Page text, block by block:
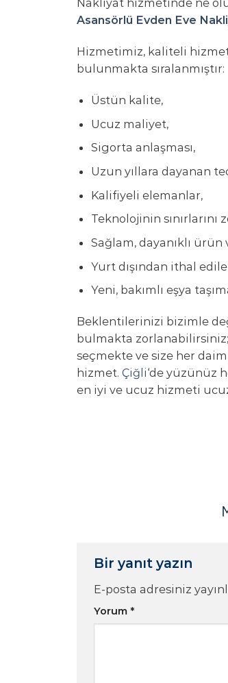
Asansörlü Evden Eve
Hizmetimiz, kaliteli
bulunmakta sıralanmıştır:
Üstün kalite,
Ucuz maliyet,
Sigorta anlaşması,
Uzun yıllara dayanan
Kalifiyeli elemanlar,
Teknolojinin
Sağlam, dayanıklı
Yurt dışından ithal
Yeni, bakımlı eşya
Beklentilerinizi bizimle
bulmakta
seçmekte ve size her daim
hizmet. Çiğli‘de yüzünüz
en iyi ve ucuz hizmeti
Bir yanıt yazın
E-posta adresiniz
Yorum *